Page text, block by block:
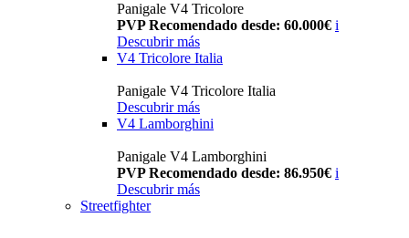
Panigale V4 Tricolore
PVP Recomendado desde: 60.000€ i
Descubrir más
V4 Tricolore Italia
Panigale V4 Tricolore Italia
Descubrir más
V4 Lamborghini
Panigale V4 Lamborghini
PVP Recomendado desde: 86.950€ i
Descubrir más
Streetfighter